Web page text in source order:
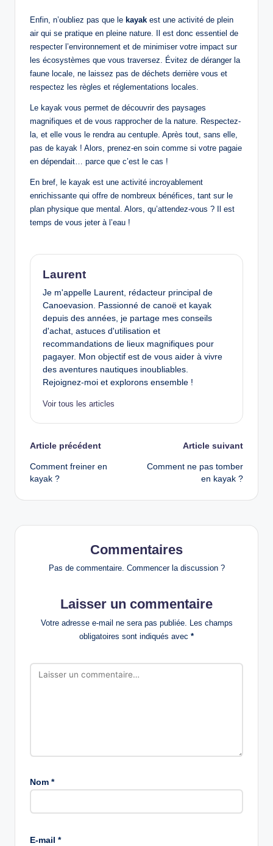
Enfin, n’oubliez pas que le kayak est une activité de plein
air qui se pratique en pleine nature. Il est donc essentiel de
respecter l’environnement et de minimiser votre impact sur
les écosystèmes que vous traversez. Évitez de déranger la
faune locale, ne laissez pas de déchets derrière vous et
respectez les règles et réglementations locales.
Le kayak vous permet de découvrir des paysages
magnifiques et de vous rapprocher de la nature. Respectez-
la, et elle vous le rendra au centuple. Après tout, sans elle,
pas de kayak ! Alors, prenez-en soin comme si votre pagaie
en dépendait… parce que c’est le cas !
En bref, le kayak est une activité incroyablement
enrichissante qui offre de nombreux bénéfices, tant sur le
plan physique que mental. Alors, qu’attendez-vous ? Il est
temps de vous jeter à l’eau !
Laurent
Je m'appelle Laurent, rédacteur principal de
Canoevasion. Passionné de canoë et kayak
depuis des années, je partage mes conseils
d'achat, astuces d'utilisation et
recommandations de lieux magnifiques pour
pagayer. Mon objectif est de vous aider à vivre
des aventures nautiques inoubliables.
Rejoignez-moi et explorons ensemble !
Voir tous les articles
Post
navigation
Article précédent
Comment freiner en
kayak ?
Article suivant
Comment ne pas tomber
en kayak ?
Commentaires
Pas de commentaire. Commencer la discussion ?
Laisser un commentaire
Votre adresse e-mail ne sera pas publiée. Les champs
obligatoires sont indiqués avec *
Nom *
E-mail *